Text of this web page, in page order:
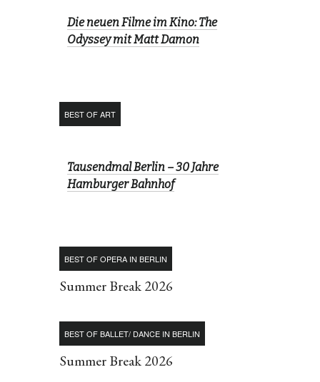
Die neuen Filme im Kino: The
Odyssey mit Matt Damon
BEST OF ART
Tausendmal Berlin – 30 Jahre
Hamburger Bahnhof
BEST OF OPERA IN BERLIN
Summer Break 2026
BEST OF BALLET/ DANCE IN BERLIN
Summer Break 2026